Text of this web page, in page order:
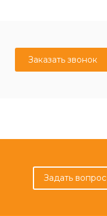
Заказать звонок
Задать вопрос